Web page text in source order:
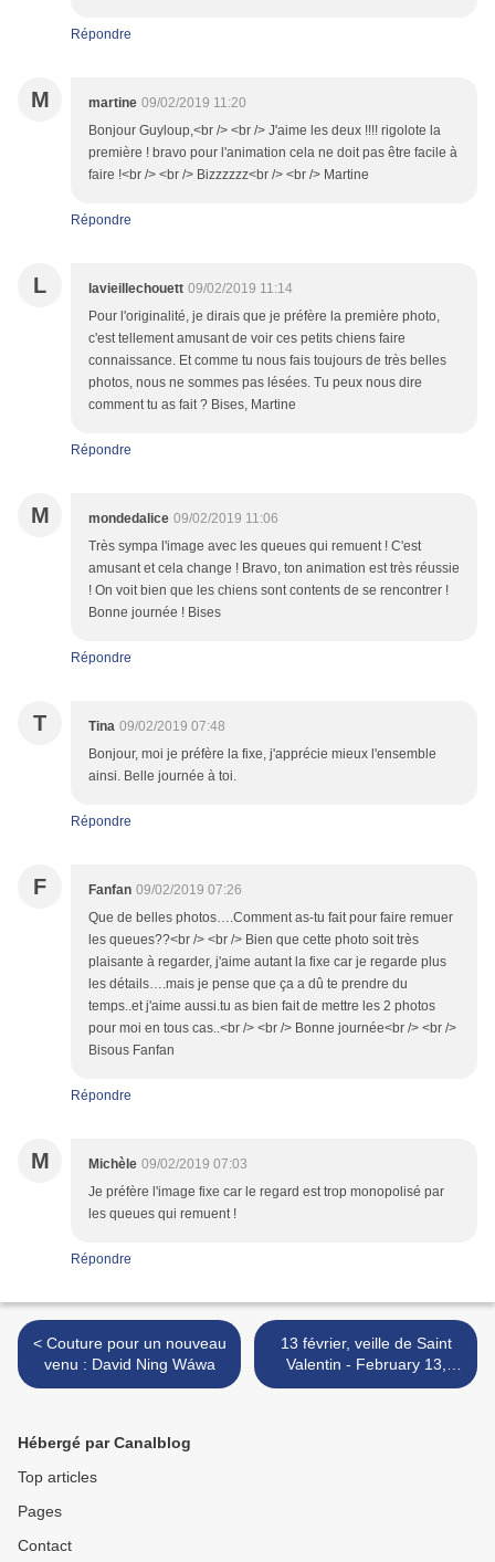
Répondre
M martine 09/02/2019 11:20
Bonjour Guyloup,<br /> <br /> J'aime les deux !!!! rigolote la
première ! bravo pour l'animation cela ne doit pas être facile à
faire !<br /> <br /> Bizzzzzz<br /> <br /> Martine
Répondre
L lavieillechouett 09/02/2019 11:14
Pour l'originalité, je dirais que je préfère la première photo,
c'est tellement amusant de voir ces petits chiens faire
connaissance. Et comme tu nous fais toujours de très belles
photos, nous ne sommes pas lésées. Tu peux nous dire
comment tu as fait ? Bises, Martine
Répondre
M mondedalice 09/02/2019 11:06
Très sympa l'image avec les queues qui remuent ! C'est
amusant et cela change ! Bravo, ton animation est très réussie
! On voit bien que les chiens sont contents de se rencontrer !
Bonne journée ! Bises
Répondre
T Tina 09/02/2019 07:48
Bonjour, moi je préfère la fixe, j'apprécie mieux l'ensemble
ainsi. Belle journée à toi.
Répondre
F Fanfan 09/02/2019 07:26
Que de belles photos….Comment as-tu fait pour faire remuer
les queues??<br /> <br /> Bien que cette photo soit très
plaisante à regarder, j'aime autant la fixe car je regarde plus
les détails….mais je pense que ça a dû te prendre du
temps..et j'aime aussi.tu as bien fait de mettre les 2 photos
pour moi en tous cas..<br /> <br /> Bonne journée<br /> <br />
Bisous Fanfan
Répondre
M Michèle 09/02/2019 07:03
Je préfère l'image fixe car le regard est trop monopolisé par
les queues qui remuent !
Répondre
< Couture pour un nouveau
venu : David Ning Wáwa
13 février, veille de Saint
Valentin - February 13,
Valentine's Day Eve >
Hébergé par Canalblog
Top articles
Pages
Contact